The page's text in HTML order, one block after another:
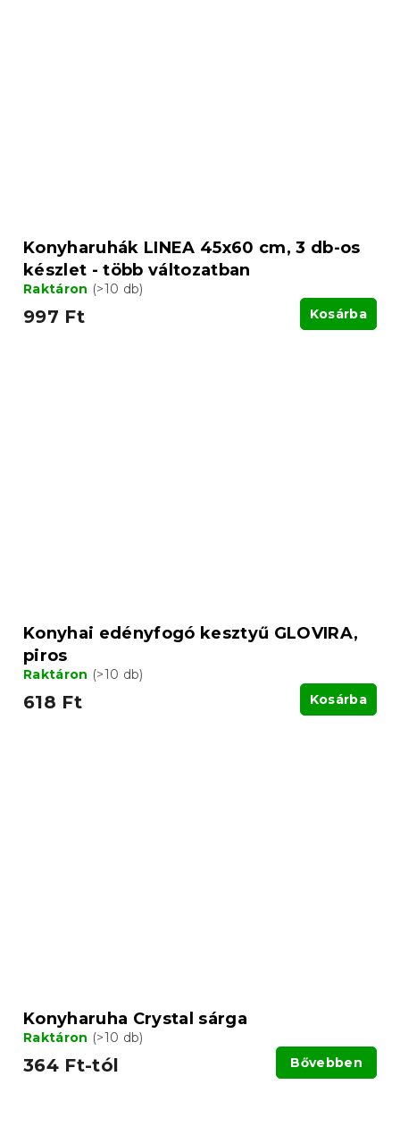
Konyharuhák LINEA 45x60 cm, 3 db-os
készlet - több változatban
Raktáron (>10 db)
997 Ft Kosárba
Konyhai edényfogó kesztyű GLOVIRA,
piros
Raktáron (>10 db)
618 Ft Kosárba
Konyharuha Crystal sárga
Raktáron (>10 db)
364 Ft-tól Bővebben